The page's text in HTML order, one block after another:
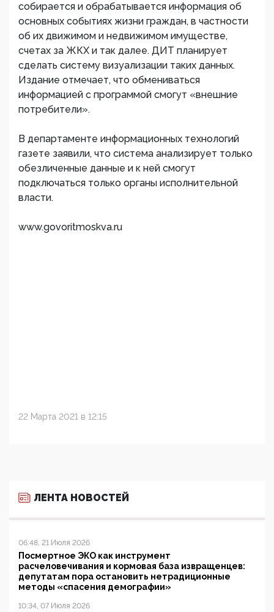
собирается и обрабатывается информация об
основных событиях жизни граждан, в частности
об их движимом и недвижимом имуществе,
счетах за ЖКХ и так далее. ДИТ планирует
сделать систему визуализации таких данных.
Издание отмечает, что обмениваться
информацией с программой смогут «внешние
потребители».
В департаменте информационных технологий
газете заявили, что система анализирует только
обезличенные данные и к ней смогут
подключаться только органы исполнительной
власти.
www.govoritmoskva.ru
22 Марта 2021 в 12:15
ЛЕНТА НОВОСТЕЙ
06:48, 21 Июля 2026
Посмертное ЭКО как инструмент
расчеловечивания и кормовая база извращенцев:
депутатам пора остановить нетрадиционные
методы «спасения демографии»
10:34, 07 Июля 2026